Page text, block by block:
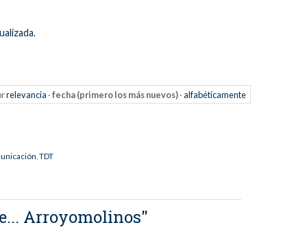
relevancia ·fecha (primero los más nuevos) ·alfabéticamente
,TDT
Arroyomolinos"